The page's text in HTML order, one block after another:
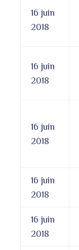
16 juin
2018
16 juin
2018
16 juin
2018
16 juin
2018
16 juin
2018